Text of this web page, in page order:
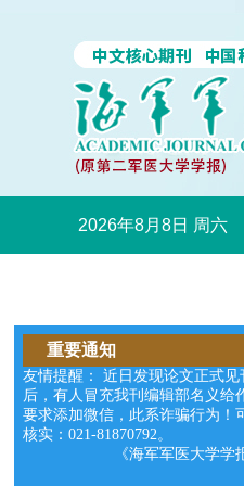
2026年8月8日 周六
重要通知
友情提醒： 近日发现论文正式
后，有人冒充我刊编辑部名义给
要求添加微信，此系诈骗行为！
核实：021-81870792。
《海军军医大学学报